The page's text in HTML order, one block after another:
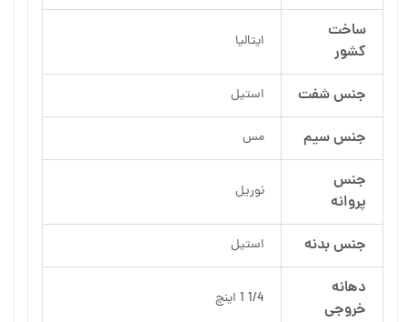
ساخت
کشور
ایتالیا
جنس شفت استیل
جنس سیم مس
جنس
پروانه
نوریل
جنس بدنه استیل
دهانه
خروجی
1/4 1 اینچ